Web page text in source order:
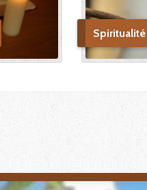
Spiritualité